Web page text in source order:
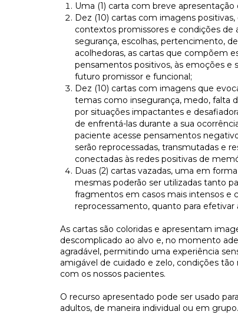
Uma (1) carta com breve apresentação
Dez (10) cartas com imagens
contextos promissores e condições
segurança, escolhas, pertencimento,
acolhedoras, as cartas que compõem
pensamentos positivos, às emoções e
futuro promissor e funcional;
Dez (10) cartas com imagens que
temas como insegurança, medo, falta
por situações impactantes e
de enfrentá-las durante a sua
paciente acesse pensamentos
serão reprocessadas, transmutadas e
conectadas às redes positivas de
Duas (2) cartas vazadas, uma em
mesmas poderão ser utilizadas tanto
fragmentos em casos mais intensos e
reprocessamento, quanto para efetivar
As cartas são coloridas e apresentam
descomplicado ao alvo e, no momento
agradável, permitindo uma experiência
amigável de cuidado e zelo, condições
com os nossos pacientes.
O recurso apresentado pode ser usado
adultos, de maneira individual ou em grupo.